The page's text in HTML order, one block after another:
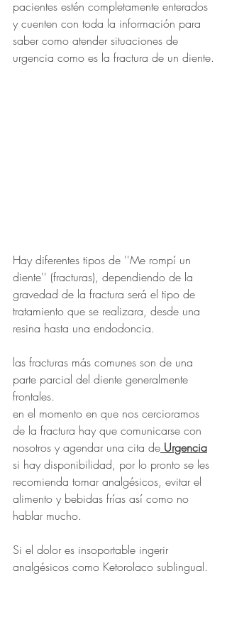
pacientes estén completamente enterados
y cuenten con toda la información para
saber como atender situaciones de
urgencia como es la fractura de un diente.
Hay diferentes tipos de ''Me rompí un
diente'' (fracturas), dependiendo de la
gravedad de la fractura será el tipo de
tratamiento que se realizara, desde una
resina hasta una endodoncia.
las fracturas más comunes son de una
parte parcial del diente generalmente
frontales.
en el momento en que nos cercioramos
de la fractura hay que comunicarse con
nosotros y agendar una cita de Urgencia
si hay disponibilidad, por lo pronto se les
recomienda tomar analgésicos, evitar el
alimento y bebidas frías así como no
hablar mucho.
Si el dolor es insoportable ingerir
analgésicos como Ketorolaco sublingual.